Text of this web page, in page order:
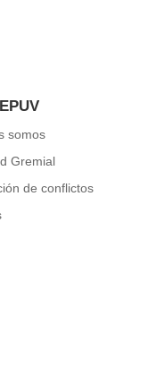
somos
Gremial
de conflictos